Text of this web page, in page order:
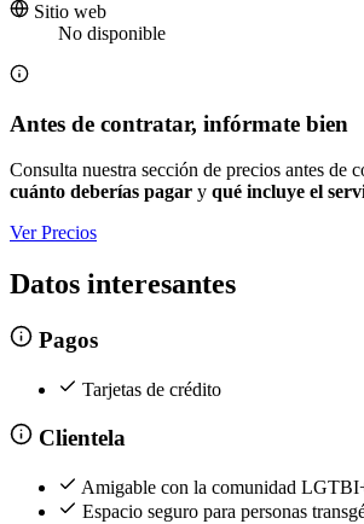
Sitio web
No disponible
Antes de contratar, infórmate bien
Consulta nuestra sección de precios antes de
cuánto deberías pagar y qué incluye el
Ver Precios
Datos interesantes
Pagos
Tarjetas de crédito
Clientela
Amigable con la comunidad
Espacio seguro para personas